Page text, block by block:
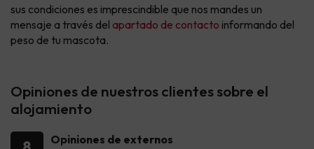
sus condiciones es imprescindible que nos mandes un
mensaje a través del apartado de contacto informando del
peso de tu mascota.
Opiniones de nuestros clientes sobre el
alojamiento
Opiniones de externos